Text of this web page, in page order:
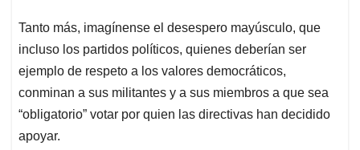
Tanto más, imagínense el desespero mayúsculo, que
incluso los partidos políticos, quienes deberían ser
ejemplo de respeto a los valores democráticos,
conminan a sus militantes y a sus miembros a que sea
“obligatorio” votar por quien las directivas han decidido
apoyar.